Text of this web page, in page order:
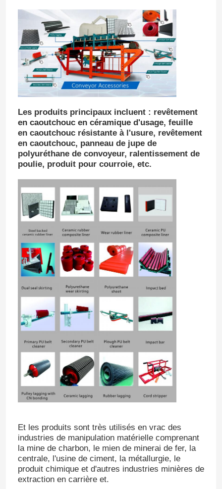
Les produits principaux incluent : revêtement
en caoutchouc en céramique d'usage, feuille
en caoutchouc résistante à l'usure, revêtement
en caoutchouc, panneau de jupe de
polyuréthane de convoyeur, ralentissement de
poulie, produit pour courroie, etc.
Et les produits sont très utilisés en vrac des
industries de manipulation matérielle comprenant
la mine de charbon, le mien de minerai de fer, la
centrale, l'usine de ciment, la métallurgie, le
produit chimique et d'autres industries minières de
extraction en carrière et.